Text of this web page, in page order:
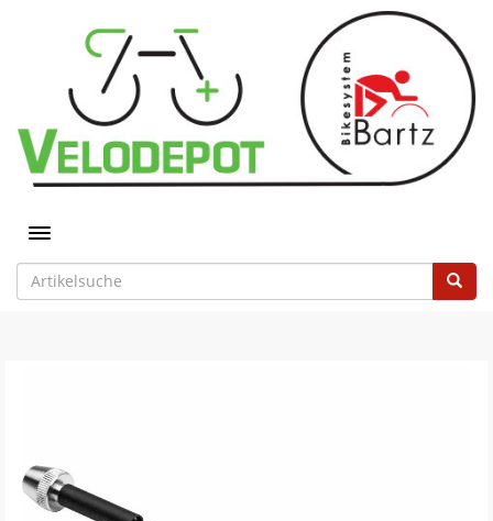
Toggle navigation